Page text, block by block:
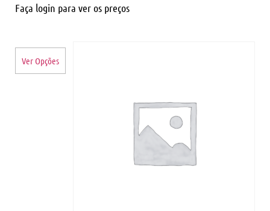
Faça login para ver os preços
Ver Opções